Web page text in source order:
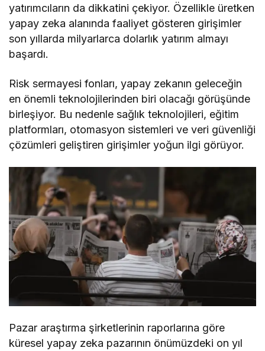
yatırımcıların da dikkatini çekiyor. Özellikle üretken
yapay zeka alanında faaliyet gösteren girişimler
son yıllarda milyarlarca dolarlık yatırım almayı
başardı.
Risk sermayesi fonları, yapay zekanın geleceğin
en önemli teknolojilerinden biri olacağı görüşünde
birleşiyor. Bu nedenle sağlık teknolojileri, eğitim
platformları, otomasyon sistemleri ve veri güvenliği
çözümleri geliştiren girişimler yoğun ilgi görüyor.
Pazar araştırma şirketlerinin raporlarına göre
küresel yapay zeka pazarının önümüzdeki on yıl